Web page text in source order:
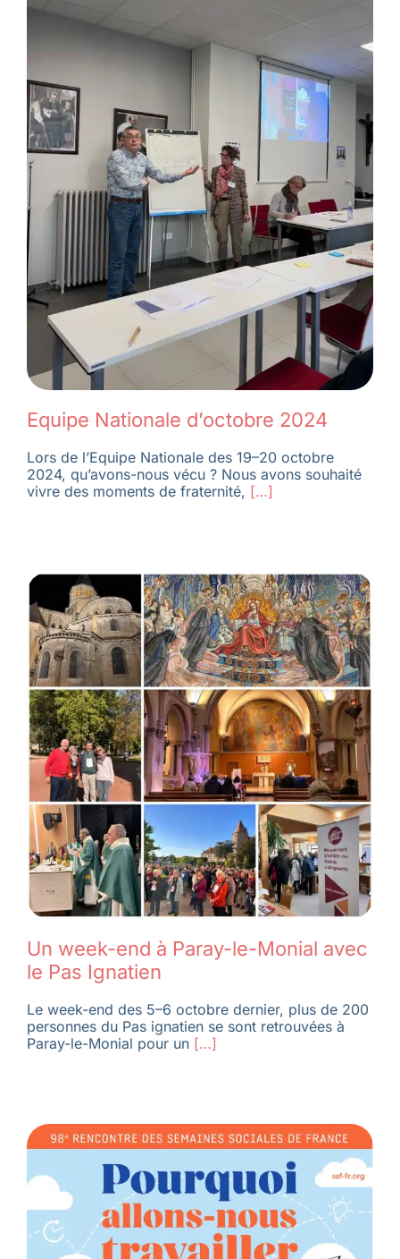
Membres
L’actu
Nous soutenir
La revue Responsables
Equipe Nationale d’octobre 2024
Lors de l’Equipe Nationale des 19–20 octobre
2024, qu’avons-nous vécu ? Nous avons souhaité
vivre des moments de fraternité, […]
Un week-end à Paray-le-Monial avec
le Pas Ignatien
Le week-end des 5–6 octobre dernier, plus de 200
personnes du Pas ignatien se sont retrouvées à
Paray-le-Monial pour un[…]